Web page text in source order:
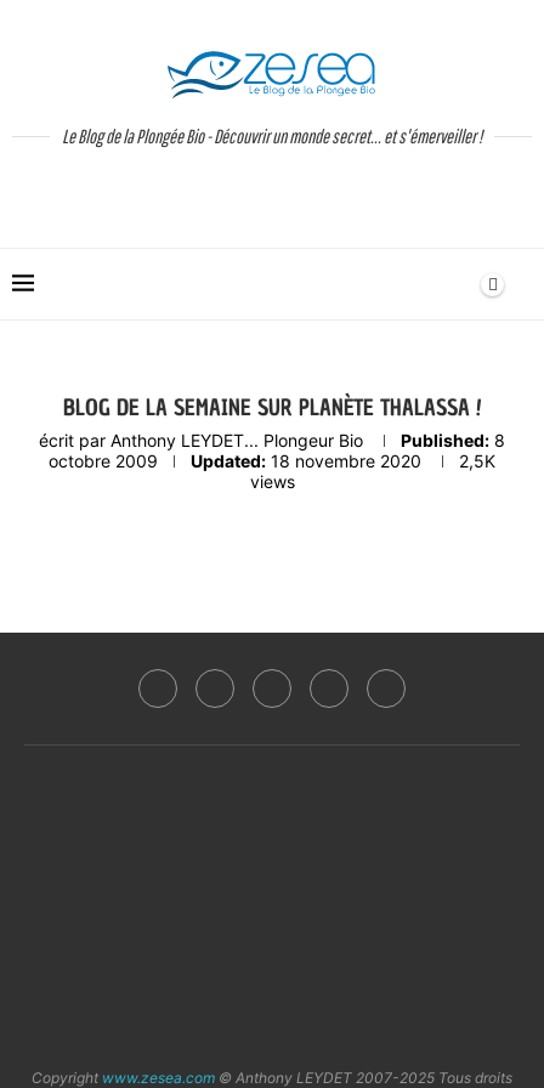
Le Blog de la Plongée Bio - Découvrir un monde secret... et s'émerveiller !
BLOG DE LA SEMAINE SUR PLANÈTE THALASSA !
écrit par Anthony LEYDET... Plongeur Bio Published: 8
octobre 2009
Updated: 18 novembre 2020
2,5K
views
Copyright www.zesea.com © Anthony LEYDET 2007-2025 Tous droits